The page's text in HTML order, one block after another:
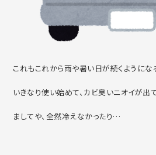
これもこれから雨や暑い日が続くようにな
いきなり使い始めて、カビ臭いニオイが出
ましてや、全然冷えなかったり…